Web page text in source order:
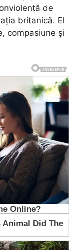
de
britanică. El
compasiune și